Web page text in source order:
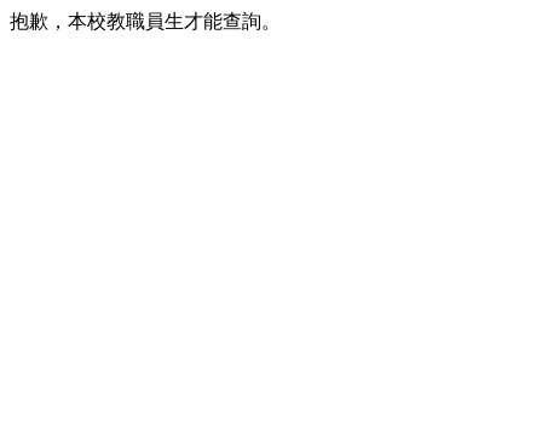
抱歉，本校教職員生才能查詢。